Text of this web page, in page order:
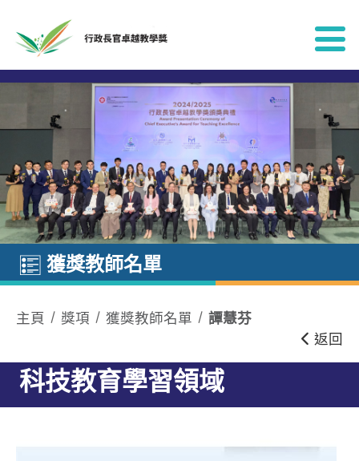
獲獎教師名單
主頁 獎項 獲獎教師名單
譚慧芬
返回
科技教育學習領域